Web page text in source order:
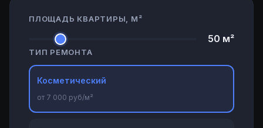
ПЛОЩАДЬ КВАРТИРЫ, М²
50 м²
ТИП РЕМОНТА
Косметический
от 7 000 руб/м²